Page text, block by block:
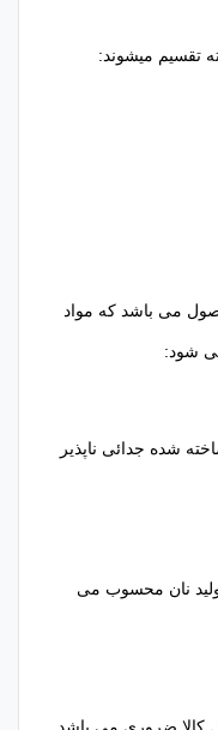
می باشد که مواد
شود:
شده جدائی ناپذیر
نان محسوب می